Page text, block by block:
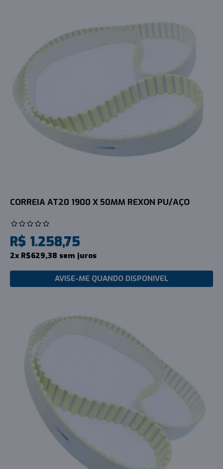
CORREIA AT20 1900 X 50MM REXON PU/AÇO
R$ 1.258,75
2x R$629,38 sem juros
AVISE-ME QUANDO DISPONIVEL